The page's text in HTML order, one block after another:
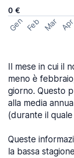
0 €
Gen Feb Mar Apr
Il mese in cui il
meno è
giorno. Questo
alla media
(durante il
Queste
la bassa